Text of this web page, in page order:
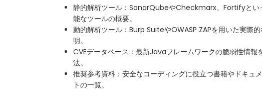
静的解析ツール：SonarQubeやCheckmarx、Fortifyとい
能なツールの概要。
動的解析ツール：Burp SuiteやOWASP ZAPを用いた実際
明。
CVEデータベース：最新Javaフレームワークの脆弱性情報
法。
推奨参考資料：安全なコーディングに役立つ書籍やドキュ
トの一覧。